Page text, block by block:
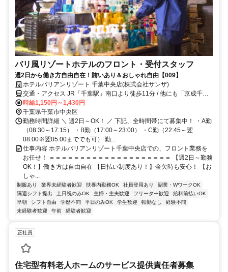
バリ風リゾートホテルのフロント・受付スタッフ
週2日から働き方自由自在！賄いあり＆おしゃれ自由【009】
ホテルバリアンリゾート 千葉中央店(株式会社サンザ)
交通・アクセス JR「千葉駅」南口より徒歩11分 / 他にも「京成千葉
中央駅」「葭川公園駅」「本千葉駅」「栄町駅」などからもアクセス
良好！
時給1,150円～1,430円
千葉県千葉市中央区
勤務時間詳細 ＼ 週2日～OK！ ／ 下記、全時間帯にて募集中！ ・A勤
（08:30～17:15） ・B勤（17:00～23:00） ・C勤（22:45～翌
08:00※翌05:00まででも可） 勤...
仕事内容 ホテルバリアンリゾート千葉中央店での、フロント業務を
お任せ！ ＝＝＝＝＝＝＝＝＝＝＝＝＝＝＝＝＝＝＝＝ 【週2日～勤務
OK！】働き方は自由自在 【日払い制度あり！】金欠時も安心！ 【お
しゃ...
制服あり 業界未経験者歓迎 扶養内勤務OK 社員登用あり
副業・WワークOK
隔週シフト提出
土日祝のみOK 主婦・主夫歓迎 フリーター歓迎
給料前払いOK
早朝
シフト自由 学歴不問 平日のみOK 学生歓迎 転勤なし
経験不問
未経験者歓迎
午前 経験者歓迎
正社員
住宅型有料老人ホームのサービス提供責任者募集